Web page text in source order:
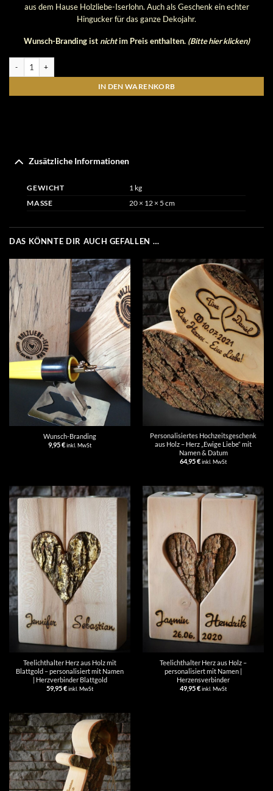
aus dem Hause Holzliebe-Iserlohn. Auch als Geschenk ein echter
Hingucker für das ganze Dekojahr.
Wunsch-Branding ist nichtim Preis enthalten. (Bitte hier klicken)
IN DEN WARENKORB
Zusätzliche Informationen
GEWICHT
1 kg
MASSE
20 × 12 × 5 cm
DAS KÖNNTE DIR AUCH GEFALLEN …
Wunsch-Branding
9,95€inkl. MwSt
Personalisiertes Hochzeitsgeschenk
aus Holz – Herz „Ewige Liebe“ mit
Namen & Datum
64,95€inkl. MwSt
Teelichthalter Herz aus Holz mit
Blattgold – personalisiert mit Namen
| Herzverbinder Blattgold
59,95€inkl. MwSt
Teelichthalter Herz aus Holz –
personalisiert mit Namen |
Herzensverbinder
49,95€inkl. MwSt